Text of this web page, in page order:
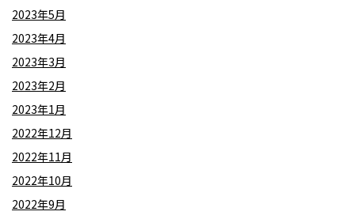
2023年5月
2023年4月
2023年3月
2023年2月
2023年1月
2022年12月
2022年11月
2022年10月
2022年9月